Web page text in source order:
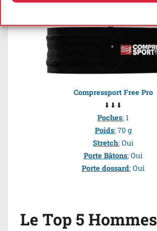
Compressport Free Pro
⬇⬇⬇
Poches: 1
Poids:70 g
Stretch:Oui
Porte Bâtons:Oui
Porte dossard:Oui
Le Top 5 Hommes